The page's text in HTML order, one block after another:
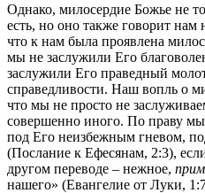
Однако, милосердие Божье не
есть, но оно также говорит нам
что к нам была проявлена
мы не заслужили Его
заслужили Его праведный
справедливости. Наш вопль о
что мы не просто не
совершенно иного. По праву
под Его неизбежным гневом,
(Послание к Ефесянам, 2:3),
другом переводе – нежное,
нашего» (Евангелие от Луки,